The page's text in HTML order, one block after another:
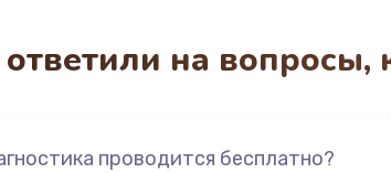
на вопросы,
проводится бесплатно?